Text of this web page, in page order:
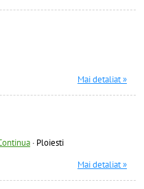
Mai detaliat »
· Ploiesti
Mai detaliat »